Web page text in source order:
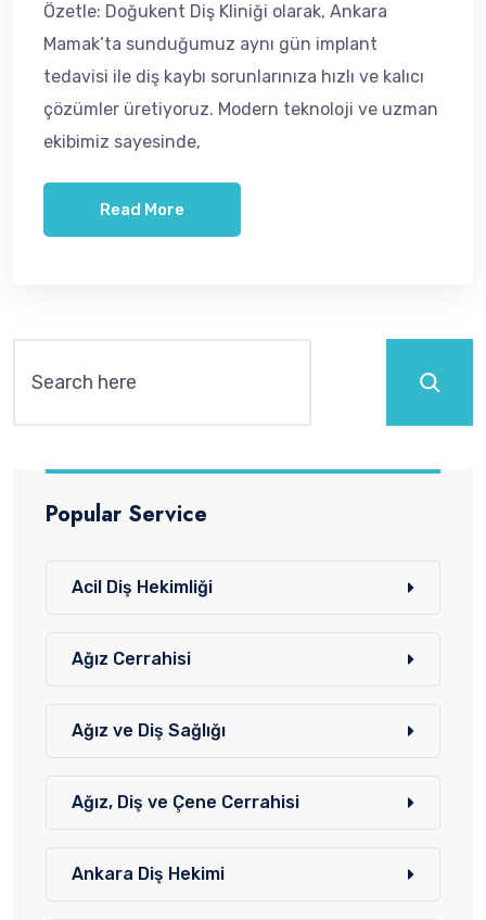
Özetle: Doğukent Diş Kliniği olarak, Ankara
Mamak’ta sunduğumuz aynı gün implant
tedavisi ile diş kaybı sorunlarınıza hızlı ve kalıcı
çözümler üretiyoruz. Modern teknoloji ve uzman
ekibimiz sayesinde,
Read More
Popular Service
Acil Diş Hekimliği
Ağız Cerrahisi
Ağız ve Diş Sağlığı
Ağız, Diş ve Çene Cerrahisi
Ankara Diş Hekimi